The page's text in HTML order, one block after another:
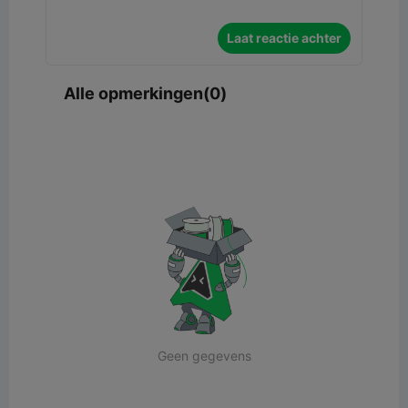
Laat reactie achter
Alle opmerkingen(0)
Geen gegevens